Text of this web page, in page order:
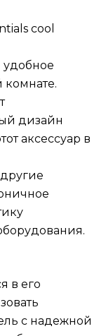
cool
удобное
дизайн
аксессуар в
в его
с надежной